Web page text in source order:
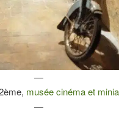
—
musée cinéma et
—